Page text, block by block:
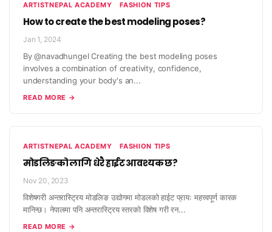
ARTISTNEPAL ACADEMY FASHION TIPS
How to create the best modeling poses?
Jan 1, 2024
By @navadhungel Creating the best modeling poses
involves a combination of creativity, confidence,
understanding your body's an...
READ MORE →
ARTISTNEPAL ACADEMY FASHION TIPS
मोडलिङको लागि धेरै हाईट आवश्यक छ?
Nov 20, 2023
विशेषगरी अन्तरास्ट्रिय मोडलिङ उद्योगमा मोडलको हाईट प्रायः महत्त्वपूर्ण कारक
मानिन्छ। नेपालमा पनि अन्तरास्ट्रिय स्तरको विशेष गरी रन...
READ MORE →